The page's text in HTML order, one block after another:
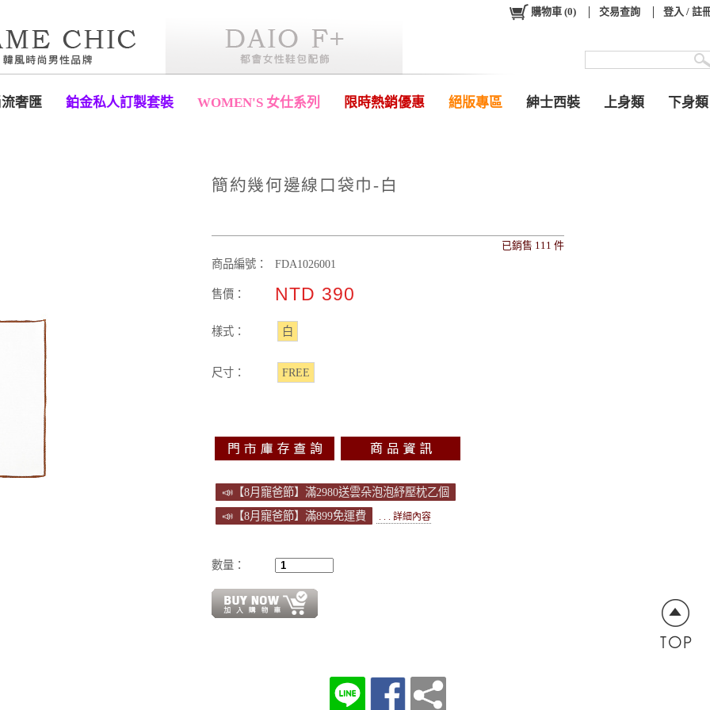
奢匯 鉑金私人訂製套裝 WOMEN'S 女仕系列 限時熱銷優惠 絕版專區 紳士西裝 上身類 下身類
購物車 (0) 交易查詢 登入 / 註
簡約幾何邊線口袋巾-白
已銷售 111 件
商品編號： FDA1026001
售價： NTD 390
樣式： 白
尺寸： FREE
📣【8月寵爸節】滿2980送雲朵泡泡紓壓枕乙個
📣【8月寵爸節】滿899免運費
. . . 詳細內容
數量：